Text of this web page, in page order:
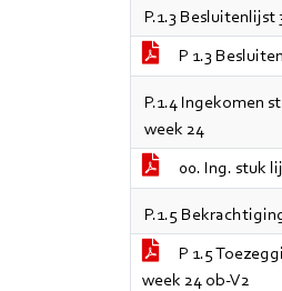
P.1.3 Besluitenlijst
P 1.3
P.1.4 Ingekomen
week 24
00. Ing. stuk
P.1.5
P 1.5
week 24 ob-V2